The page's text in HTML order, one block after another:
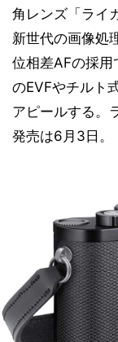
角レンズ「ライ
新世代の画像処
位相差AFの採用
のEVFやチルト
アピールする。
発売は6月3日。